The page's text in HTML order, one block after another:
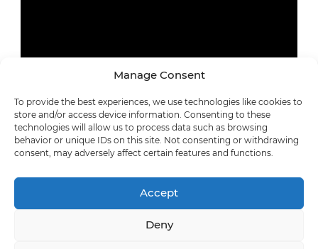
Manage Consent
To provide the best experiences, we use technologies like cookies to
store and/or access device information. Consenting to these
technologies will allow us to process data such as browsing
behavior or unique IDs on this site. Not consenting or withdrawing
consent, may adversely affect certain features and functions.
Accept
Deny